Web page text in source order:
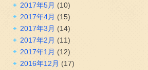
2017年5月 (10)
2017年4月 (15)
2017年3月 (14)
2017年2月 (11)
2017年1月 (12)
2016年12月 (17)